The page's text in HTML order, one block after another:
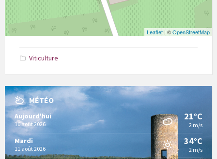
Leaflet | ©OpenStreetMap
Viticulture
MÉTÉO
Aujourd'hui
10 août 2026
21°C
2 m/s
Mardi
11 août 2026
34°C
2 m/s